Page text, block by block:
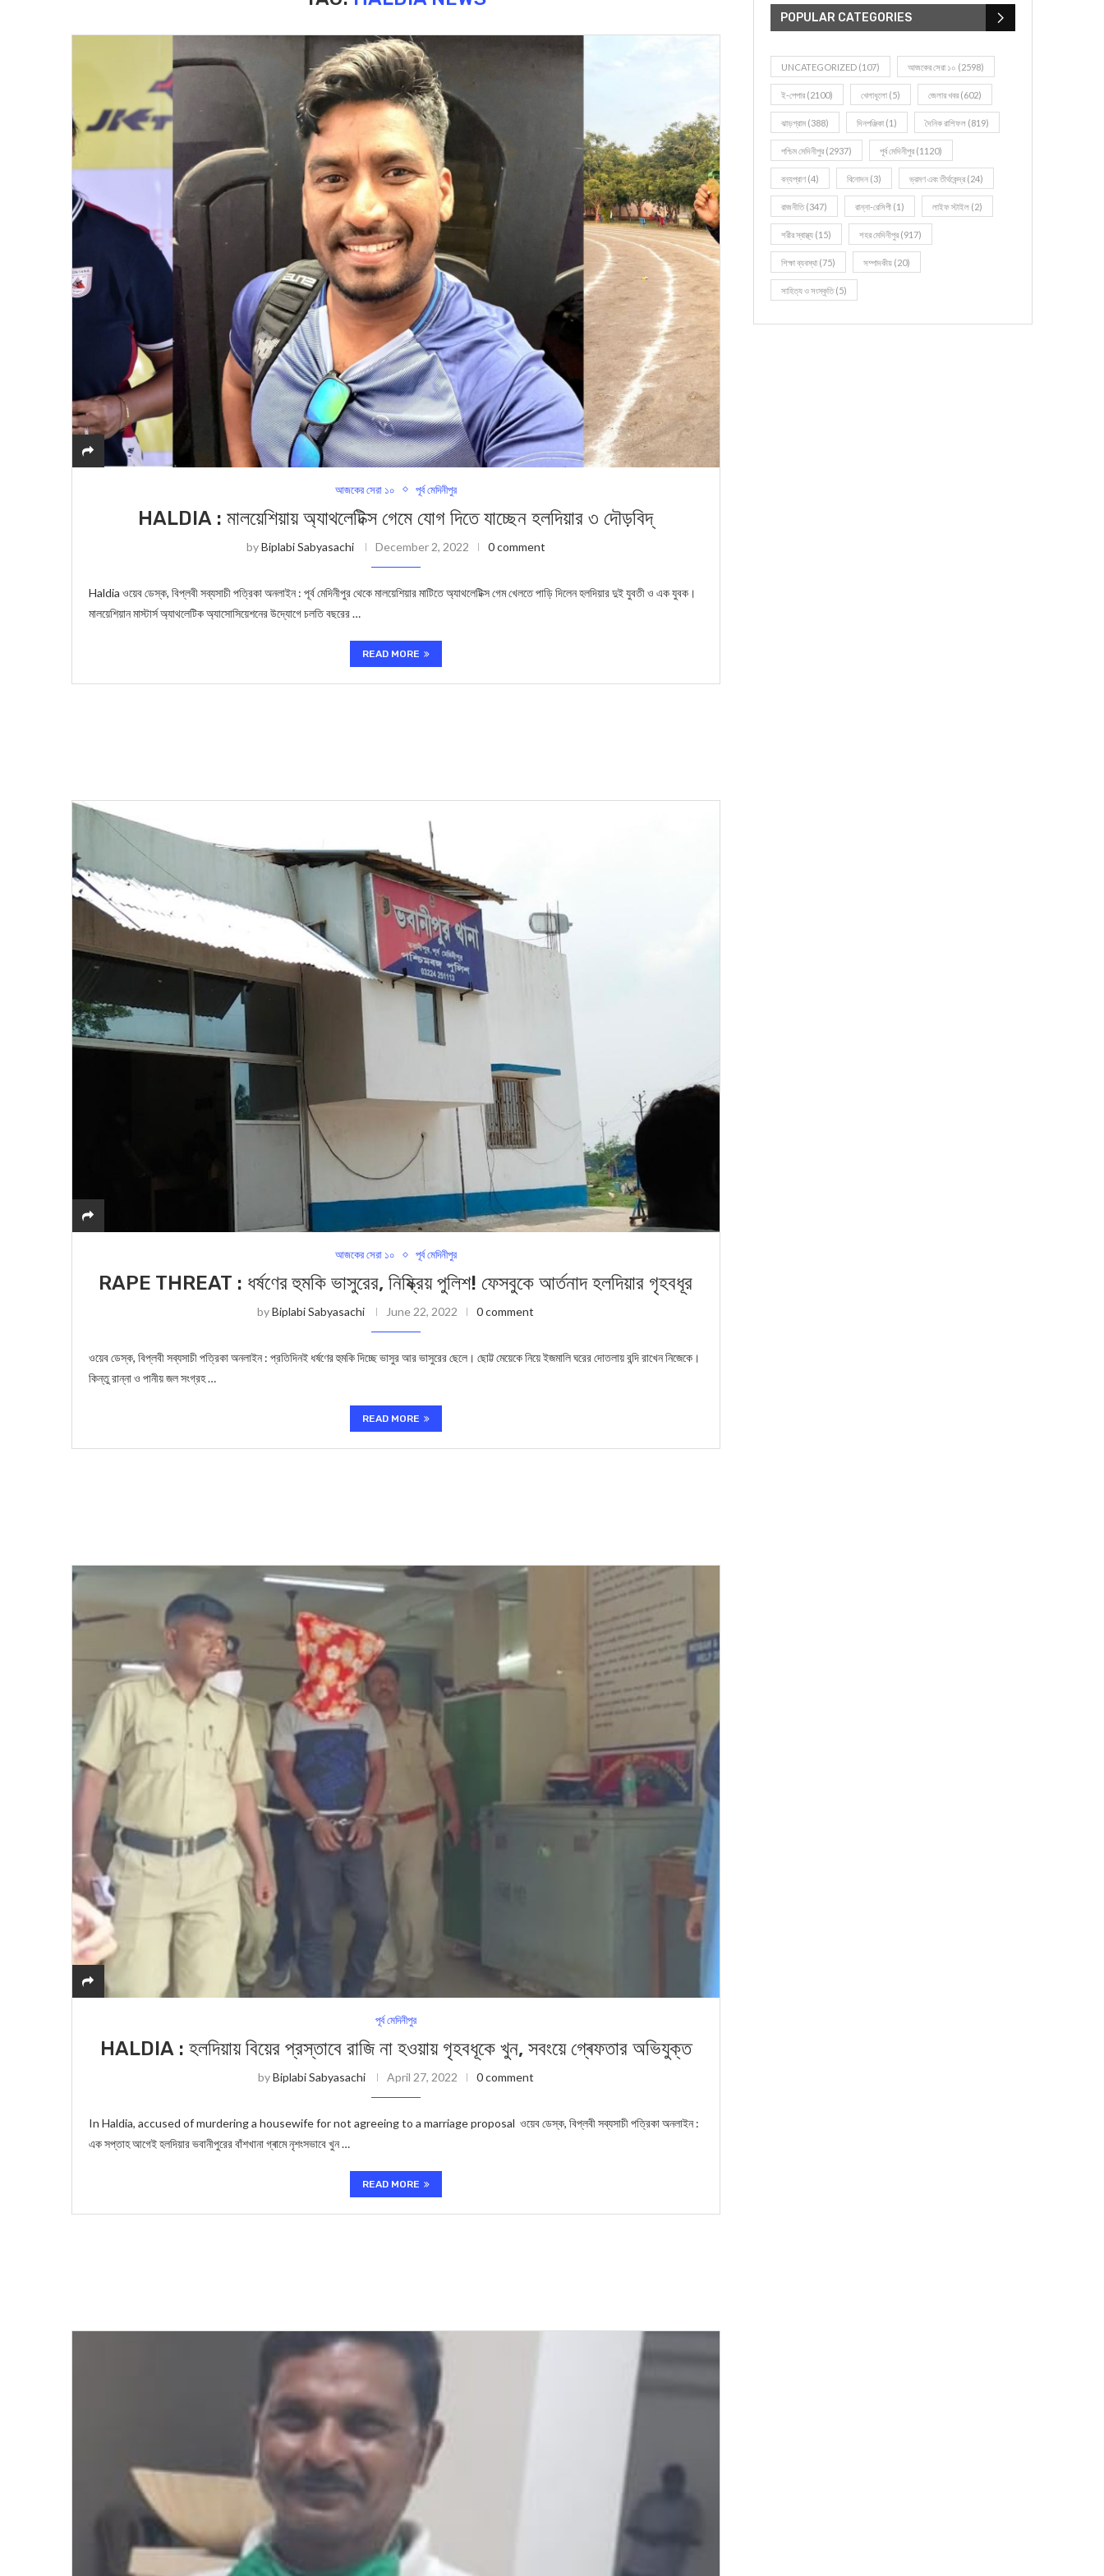
আজকের সেরা ১০ পূর্ব মেদিনীপুর
HALDIA : মালয়েশিয়ায় অ্যাথলেটিক্স গেমে যোগ দিতে যাচ্ছেন হলদিয়ার ৩ দৌড়বিদ্
byBiplabi Sabyasachi December 2, 2022 0 comment
Haldia ওয়েব ডেস্ক, বিপ্লবী সব্যসাচী পত্রিকা অনলাইন : পূর্ব মেদিনীপুর থেকে মালয়েশিয়ার মাটিতে অ্যাথলেটিক্স গেম খেলতে পাড়ি দিলেন হলদিয়ার দুই যুবতী ও এক যুবক।
মালয়েশিয়ান মাস্টার্স অ্যাথলেটিক অ্যাসোসিয়েশনের উদ্যোগে চলতি বছরের …
READ MORE
আজকের সেরা ১০ পূর্ব মেদিনীপুর
RAPE THREAT : ধর্ষণের হুমকি ভাসুরের, নিষ্ক্রিয় পুলিশ! ফেসবুকে আর্তনাদ হলদিয়ার গৃহবধূর
byBiplabi Sabyasachi June 22, 2022 0 comment
ওয়েব ডেস্ক, বিপ্লবী সব্যসাচী পত্রিকা অনলাইন : প্রতিদিনই ধর্ষণের হুমকি দিচ্ছে ভাসুর আর ভাসুরের ছেলে। ছোট্ট মেয়েকে নিয়ে ইজমালি ঘরের দোতলায় বন্দি রাখেন নিজেকে।
কিন্তু রান্না ও পানীয় জল সংগ্রহ …
READ MORE
পূর্ব মেদিনীপুর
HALDIA : হলদিয়ায় বিয়ের প্রস্তাবে রাজি না হওয়ায় গৃহবধূকে খুন, সবংয়ে গ্ৰেফতার অভিযুক্ত
byBiplabi Sabyasachi April 27, 2022 0 comment
In Haldia, accused of murdering a housewife for not agreeing to a marriage proposal ওয়েব ডেস্ক, বিপ্লবী সব্যসাচী পত্রিকা অনলাইন :
এক সপ্তাহ আগেই হলদিয়ার ভবানীপুরের বাঁশখানা গ্ৰামে নৃশংসভাবে খুন …
READ MORE
POPULAR CATEGORIES
UNCATEGORIZED (107) আজকের সেরা ১০ (2598)
ই-পেপার (2100) খেলাধূলো (5) জেলার খবর (602)
ঝাড়গ্রাম (388) দিনপঞ্জিকা (1) দৈনিক রাশিফল (819)
পশ্চিম মেদিনীপুর (2937) পূর্ব মেদিনীপুর (1120)
বন্যপ্রাণ (4) বিনোদন (3) ভ্রমণ এবং তীর্থকেন্দ্র (24)
রাজনীতি(347) রান্না-রেসিপী (1) লাইফ স্টাইল (2)
শরীর স্বাস্থ্য (15) শহর মেদিনীপুর (917)
শিক্ষা ব্যবস্থা (75) সম্পাদকীয় (20)
সাহিত্য ও সংস্কৃতি(5)